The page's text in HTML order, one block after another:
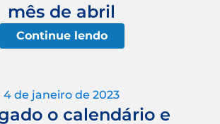
mês de abril
Continue lendo
4 de janeiro de 2023
o calendário e